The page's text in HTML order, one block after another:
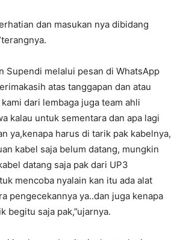
dan masukan nya dibidang
Supendi melalui pesan di WhatsApp
atas tanggapan dan atau
dari lembaga juga team ahli
kalau untuk sementara dan apa lagi
ya,kenapa harus di tarik pak kabelnya,
kabel saja belum datang, mungkin
datang saja pak dari UP3
mencoba nyalain kan itu ada alat
pengecekannya ya..dan juga kenapa
begitu saja pak,”ujarnya.